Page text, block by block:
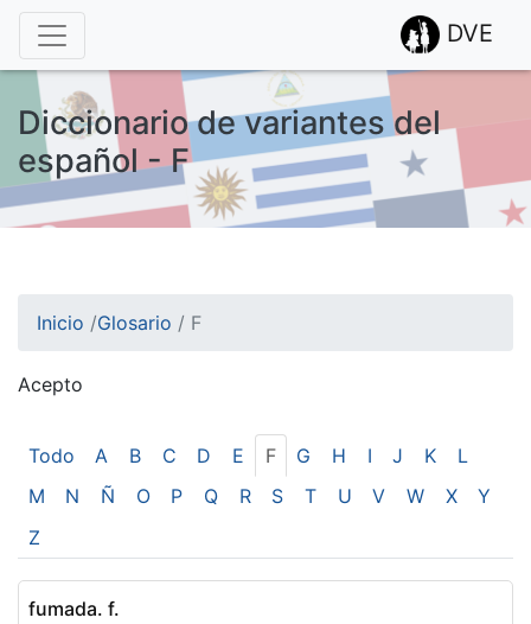
DVE
Diccionario de variantes del
español - F
Inicio /Glosario / F
Acepto
Esto nos ayuda a recolectar estadísticas de las visitas.
Todo A B C D E F G H I J K
L
M
N Ñ O P Q R S T U V W X
Y
Z
fumada. f.